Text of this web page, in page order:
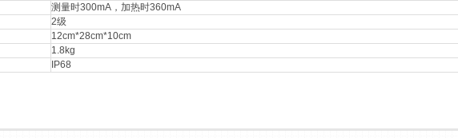
测量时300mA，加热时360mA
2级
12cm*28cm*10cm
1.8kg
IP68